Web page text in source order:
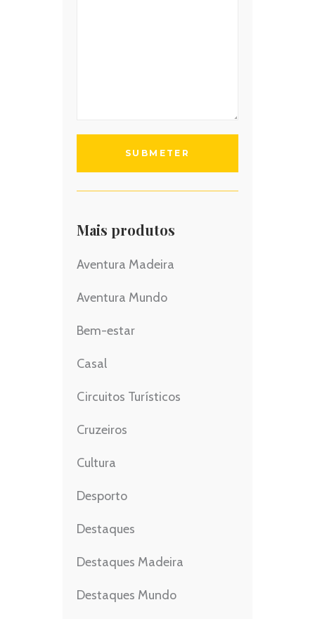
Mais produtos
Aventura Madeira
Aventura Mundo
Bem-estar
Casal
Circuitos Turísticos
Cruzeiros
Cultura
Desporto
Destaques
Destaques Madeira
Destaques Mundo